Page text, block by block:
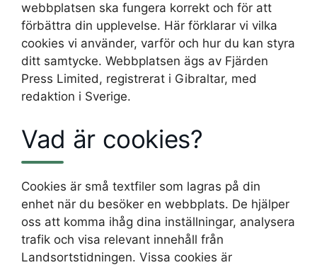
webbplatsen ska fungera korrekt och för att
förbättra din upplevelse. Här förklarar vi vilka
cookies vi använder, varför och hur du kan styra
ditt samtycke. Webbplatsen ägs av Fjärden
Press Limited, registrerat i Gibraltar, med
redaktion i Sverige.
Vad är cookies?
Cookies är små textfiler som lagras på din
enhet när du besöker en webbplats. De hjälper
oss att komma ihåg dina inställningar, analysera
trafik och visa relevant innehåll från
Landsortstidningen. Vissa cookies är